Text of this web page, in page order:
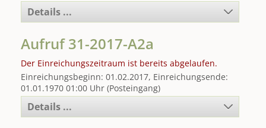
Details ...
Aufruf 31-2017-A2a
Der Einreichungszeitraum ist bereits abgelaufen.
Einreichungsbeginn: 01.02.2017, Einreichungsende:
01.01.1970 01:00 Uhr (Posteingang)
Details ...